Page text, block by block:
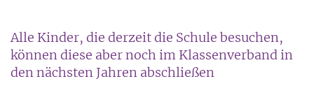
Alle Kinder, die derzeit die Schule besuchen,
können diese aber noch im Klassenverband in
den nächsten Jahren abschließen